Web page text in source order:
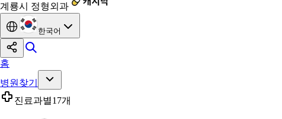
계룡시 정형외과
한국어
홈
병원찾기
진료과별17개